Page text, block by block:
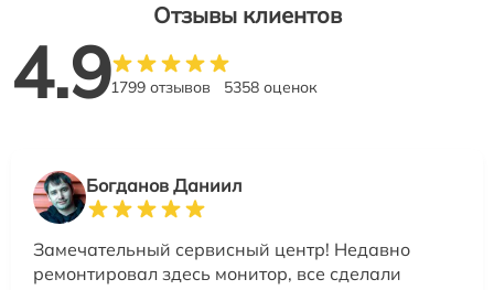
Отзывы клиентов
4.91799 отзывов 5358 оценок
Богданов Даниил
Замечательный сервисный центр! Недавно
ремонтировал здесь монитор, все сделали